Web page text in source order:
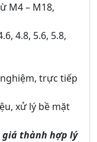
M4 – M18,
4.8, 5.6, 5.8,
trực tiếp
xử lý bề mặt
giá thành hợp lý